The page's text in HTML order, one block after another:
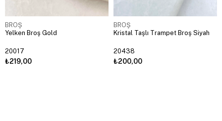
BROŞ
Yelken Broş Gold
20017
₺219,00
BROŞ
Kristal Taşlı Trampet Broş Siyah
20438
₺200,00